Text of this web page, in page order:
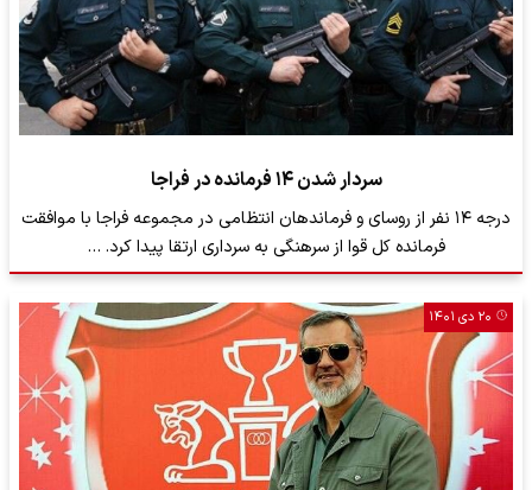
سردار شدن ۱۴ فرمانده در فراجا
درجه ۱۴ نفر از روسای و فرماندهان انتظامی در مجموعه فراجا با موافقت
فرمانده کل قوا از سرهنگی به سرداری ارتقا پیدا کرد. …
۲۰ دی ۱۴۰۱